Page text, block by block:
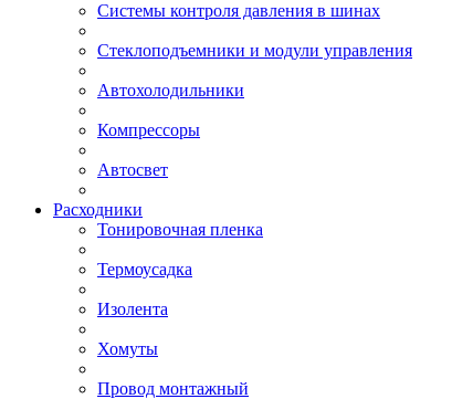
Системы контроля давления в шинах
Стеклоподъемники и модули управления
Автохолодильники
Компрессоры
Автосвет
Расходники
Тонировочная пленка
Термоусадка
Изолента
Хомуты
Провод монтажный